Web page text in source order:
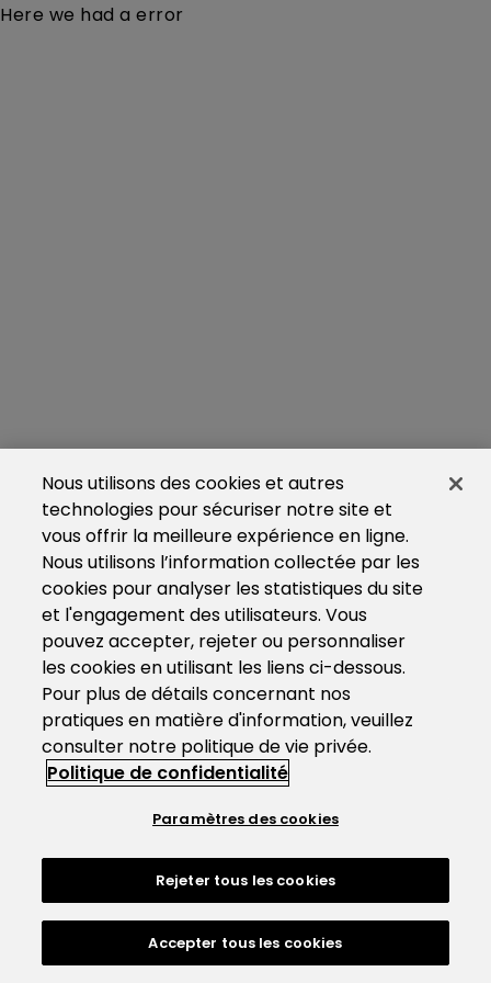
Here we had a error
Nous utilisons des cookies et autres
technologies pour sécuriser notre site et
vous offrir la meilleure expérience en ligne.
Nous utilisons l’information collectée par les
cookies pour analyser les statistiques du site
et l'engagement des utilisateurs. Vous
pouvez accepter, rejeter ou personnaliser
les cookies en utilisant les liens ci-dessous.
Pour plus de détails concernant nos
pratiques en matière d'information, veuillez
consulter notre politique de vie privée.
Politique de confidentialité
Paramètres des cookies
Rejeter tous les cookies
Accepter tous les cookies